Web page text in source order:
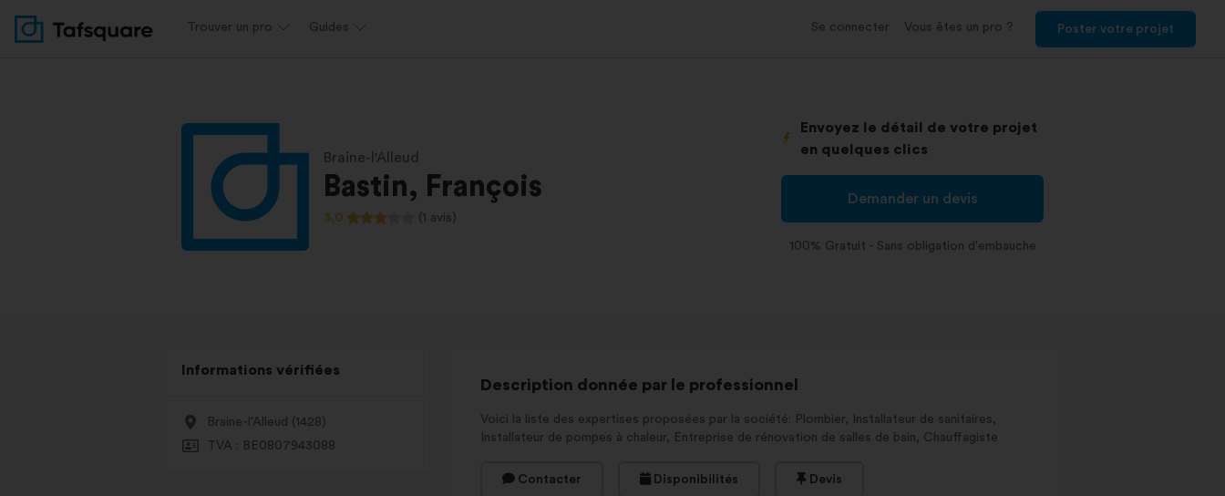
Trouver un pro Guides Se connecter Vous êtes un pro ? Poster votre projet
Braine-l'Alleud
Bastin, François
3,0 (1 avis)
Envoyez le détail de votre projet
en quelques clics
Demander un devis
100% Gratuit - Sans obligation d'embauche
Informations vérifiées
Braine-l'Alleud (1428)
TVA : BE0807943088
Description donnée par le professionnel
Voici la liste des expertises proposées par la société: Plombier, Installateur de sanitaires,
Installateur de pompes à chaleur, Entreprise de rénovation de salles de bain, Chauffagiste
Contacter Disponibilités Devis